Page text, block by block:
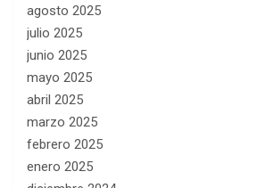
agosto 2025
julio 2025
junio 2025
mayo 2025
abril 2025
marzo 2025
febrero 2025
enero 2025